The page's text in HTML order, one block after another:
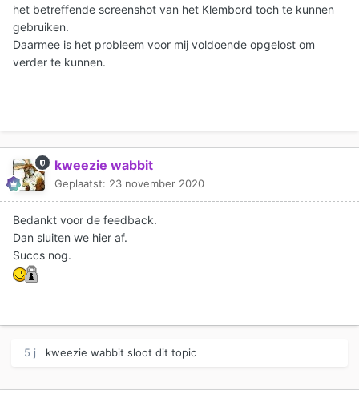
het betreffende screenshot van het Klembord toch te kunnen
gebruiken.
Daarmee is het probleem voor mij voldoende opgelost om
verder te kunnen.
kweezie wabbit
Geplaatst: 23 november 2020
Bedankt voor de feedback.
Dan sluiten we hier af.
Succs nog.
5 j kweezie wabbit sloot dit topic